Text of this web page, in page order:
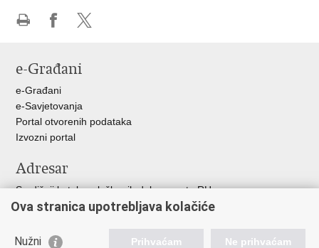
Facebooku
X-
e-Građani
e-Građani
e-Savjetovanja
Portal otvorenih podataka
Izvozni portal
Adresar
Središnji katalog službenih dokumenata RH
Adresar tijela javne vlasti
Popis dužnosnika u RH
Ova stranica upotrebljava kolačiće
Nužni Prihvaćam Ne prihvaćam